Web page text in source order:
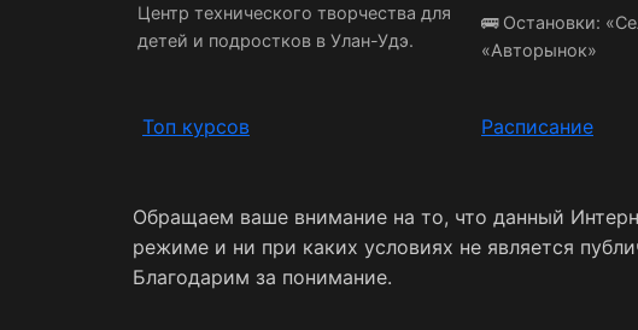
Центр технического творчества для
детей и подростков в Улан-Удэ.
🚌 Остановки:
«Авторынок»
Топ курсов Расписание
Обращаем ваше внимание на то, что данный
режиме и ни при каких условиях не является
Благодарим за понимание.